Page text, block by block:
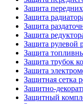
Защита
Защита
Защита
Защита
Защита рулевой
Защита
Защита трубок
Защита
Защитная сетка
Защитно-
Защитный